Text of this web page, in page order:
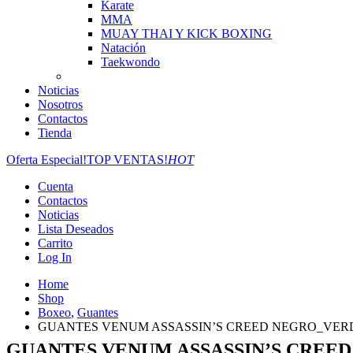
Karate
MMA
MUAY THAI Y KICK BOXING
Natación
Taekwondo
Noticias
Nosotros
Contactos
Tienda
Oferta Especial!TOP VENTAS!HOT
Cuenta
Contactos
Noticias
Lista Deseados
Carrito
Log In
Home
Shop
Boxeo, Guantes
GUANTES VENUM ASSASSIN’S CREED